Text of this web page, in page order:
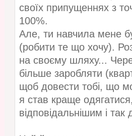
своїх припущеннях з
100%.
Але, ти навчила мене
(робити те що хочу).
на своєму шляху...
більше заробляти
щоб довести тобі, що
я став краще
відповідальнішим і так